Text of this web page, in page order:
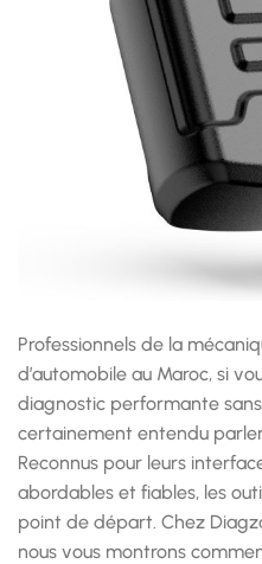
Professionnels de la
d’automobile au Maroc, si
diagnostic performante
certainement entendu
Reconnus pour leurs
abordables et fiables, les
point de départ. Chez
nous vous montrons